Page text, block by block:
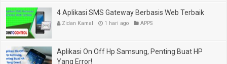
4 Aplikasi SMS Gateway Berbasis Web Terbaik
Zidan Kamal 1 hari ago APPS
Aplikasi On Off Hp Samsung, Penting Buat HP
Yang Error!